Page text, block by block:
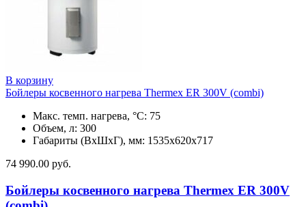
В корзину
Бойлеры косвенного нагрева Thermex ER 300V (combi)
Макс. темп. нагрева, °С: 75
Объем, л: 300
Габариты (ВхШхГ), мм: 1535x620x717
74 990.00 руб.
Бойлеры косвенного нагрева Thermex ER 300V